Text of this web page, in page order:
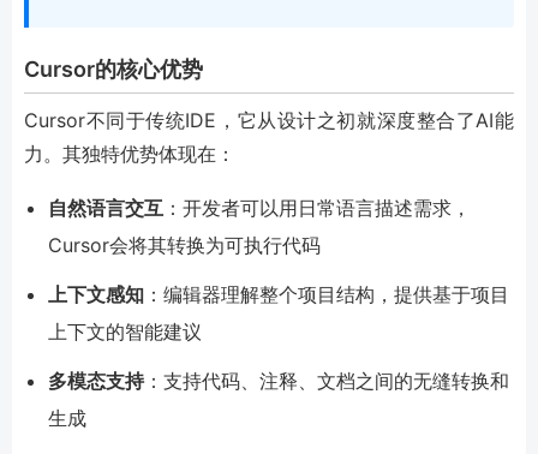
Cursor的核心优势
Cursor不同于传统IDE，它从设计之初就深度整合了AI能
力。其独特优势体现在：
自然语言交互 ：开发者可以用日常语言描述需求，
Cursor会将其转换为可执行代码
上下文感知 ：编辑器理解整个项目结构，提供基于项目
上下文的智能建议
多模态支持：支持代码、注释、文档之间的无缝转换和
生成